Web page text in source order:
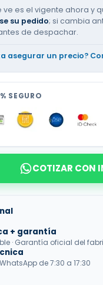
ve es el vigente ahora y
su pedido; si cambia
de despachar.
asegurar un precio?
SEGURO
COTIZAR CON
+ garantía
· Garantía oficial del
de 7:30 a 17:30